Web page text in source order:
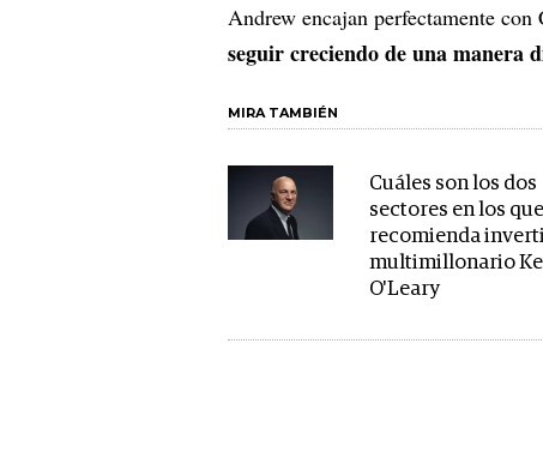
Andrew encajan perfectamente con
seguir creciendo de una manera
MIRA TAMBIÉN
Cuáles son los dos
sectores en los que
recomienda
multimillonario
O'Leary